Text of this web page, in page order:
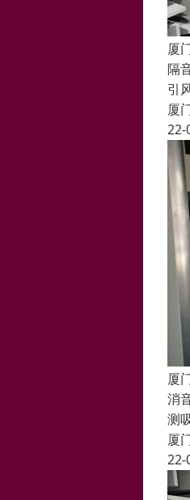
厦
隔
引
厦
22-
厦
消
测
厦
22-